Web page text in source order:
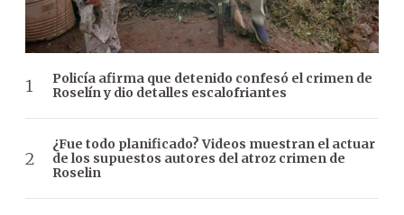
Policía afirma que detenido confesó el crimen de
Roselín y dio detalles escalofriantes
¿Fue todo planificado? Videos muestran el actuar
de los supuestos autores del atroz crimen de
Roselin